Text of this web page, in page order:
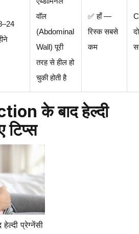
वॉल
(Abdominal
Wall) पूरी
तरह से हील हो
चुकी होती है
✅ हाँ —
रिस्क सबसे
कम
के बाद हेल्दी
टिप्स
प्रेग्नेंसी